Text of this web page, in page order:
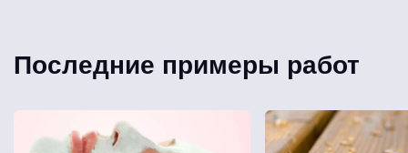
Последние примеры работ